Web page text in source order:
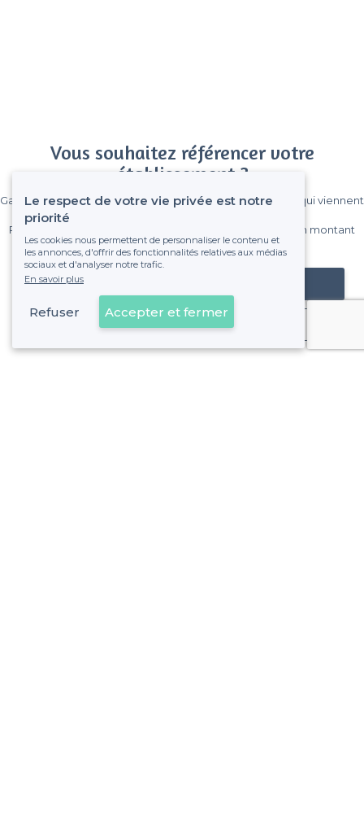
Vous souhaitez référencer votre
établissement ?
Gagnez de nombreux clients parmi le million de visiteurs qui viennent
Pas de commissions et sans engagement, vous payez un montant
fixe sans risque de voir déraper la facture.
Référencer mon établissement
Déjà client
Le respect de votre vie privée est notre
priorité
Les cookies nous permettent de personnaliser le contenu et
les annonces, d'offrir des fonctionnalités relatives aux médias
sociaux et d'analyser notre trafic.
En savoir plus
Refuser Accepter et fermer